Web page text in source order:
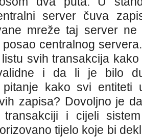
server čuva
mreže taj server
centralnog
svih transakcija
i da li je bilo
kako svi entiteti
zapisa? Dovoljno je
transakciji i cijeli
tijelo koje bi